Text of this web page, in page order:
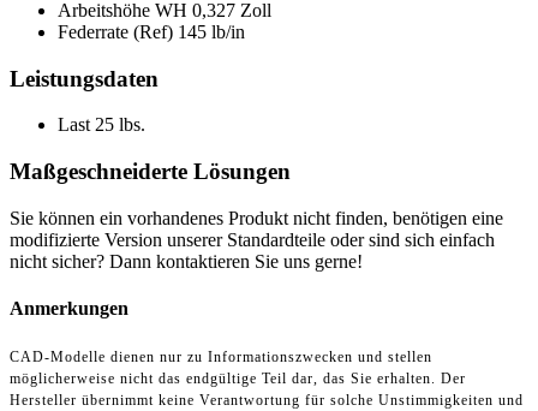
Arbeitshöhe WH 0,327 Zoll
Federrate (Ref) 145 lb/in
Leistungsdaten
Last 25 lbs.
Maßgeschneiderte Lösungen
Sie können ein vorhandenes Produkt nicht finden, benötigen eine
modifizierte Version unserer Standardteile oder sind sich einfach
nicht sicher? Dann kontaktieren Sie uns gerne!
Anmerkungen
CAD-Modelle dienen nur zu Informationszwecken und stellen
möglicherweise nicht das endgültige Teil dar, das Sie erhalten. Der
Hersteller übernimmt keine Verantwortung für solche Unstimmigkeiten und